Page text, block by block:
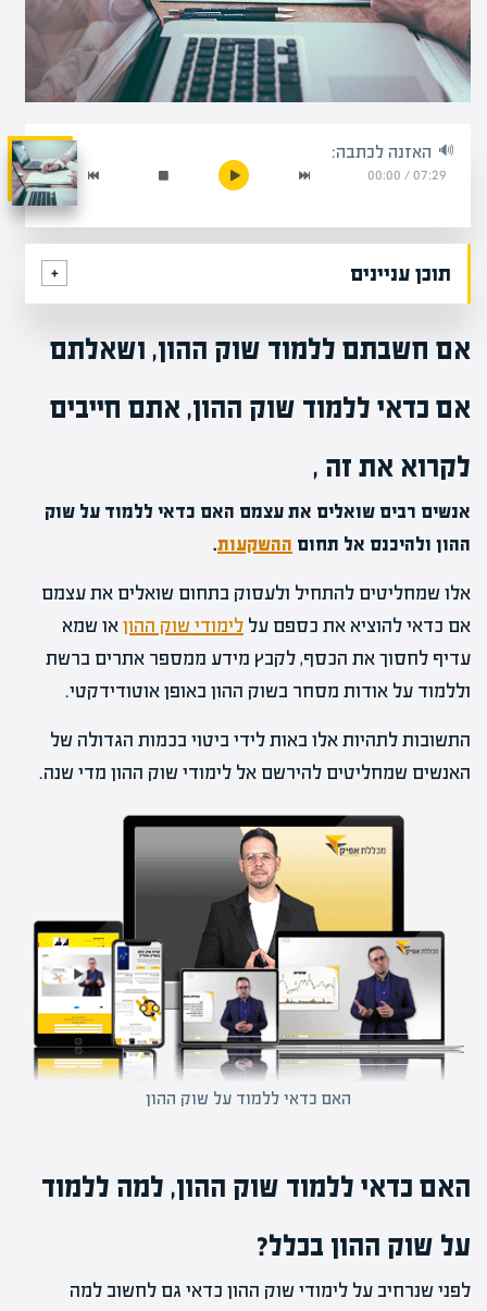
האזנה לכתבה:
07:29
/
00:00
תוכן עניינים
אם חשבתם ללמוד שוק ההון, ושאלתם
אם כדאי ללמוד שוק ההון, אתם חייבים
לקרוא את זה ,
אנשים רבים שואלים את עצמם האם כדאי ללמוד על שוק
ההון ולהיכנס אל תחום ההשקעות.
אלו שמחליטים להתחיל ולעסוק בתחום שואלים את עצמם
אם כדאי להוציא את כספם על לימודי שוק ההוןאו שמא
עדיף לחסוך את הכסף, לקבץ מידע ממספר אתרים ברשת
וללמוד על אודות מסחר בשוק ההון באופן אוטודידקטי.
התשובות לתהיות אלו באות לידי ביטוי בכמות הגדולה של
האנשים שמחליטים להירשם אל לימודי שוק ההון מדי שנה.
האם כדאי ללמוד על שוק ההון
האם כדאי ללמוד שוק ההון, למה ללמוד
על שוק ההון בכלל?
לפני שנרחיב על לימודי שוק ההון כדאי גם לחשוב למה